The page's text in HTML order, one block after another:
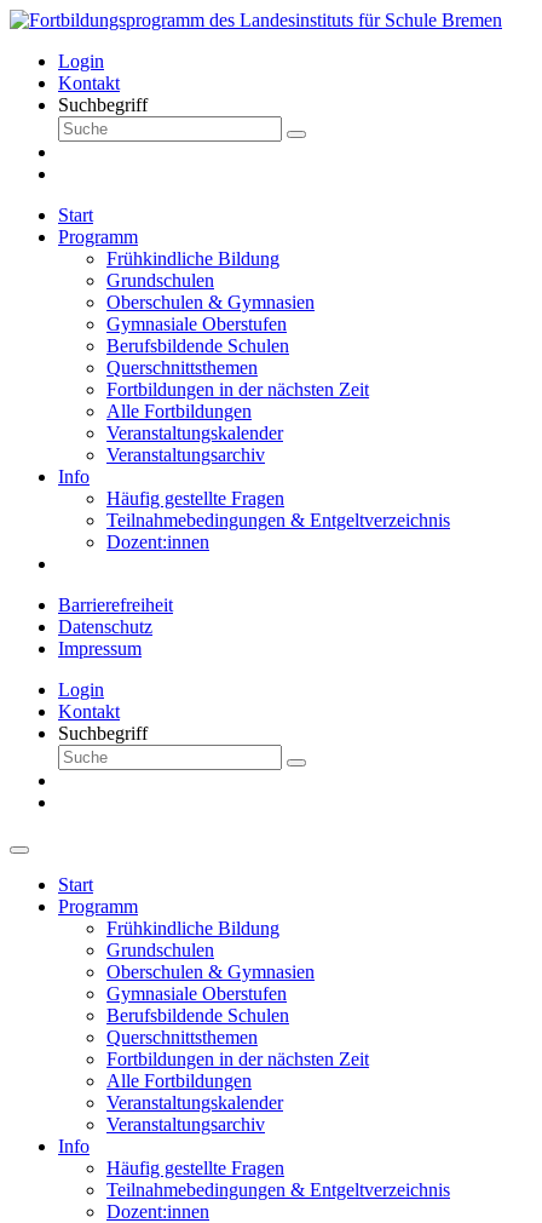
Login
Kontakt
Suchbegriff
Start
Programm
Frühkindliche Bildung
Grundschulen
Oberschulen & Gymnasien
Gymnasiale Oberstufen
Berufsbildende Schulen
Querschnittsthemen
Fortbildungen in der nächsten Zeit
Alle Fortbildungen
Veranstaltungskalender
Veranstaltungsarchiv
Info
Häufig gestellte Fragen
Teilnahmebedingungen & Entgeltverzeichnis
Dozent:innen
Barrierefreiheit
Datenschutz
Impressum
Login
Kontakt
Suchbegriff
Start
Programm
Frühkindliche Bildung
Grundschulen
Oberschulen & Gymnasien
Gymnasiale Oberstufen
Berufsbildende Schulen
Querschnittsthemen
Fortbildungen in der nächsten Zeit
Alle Fortbildungen
Veranstaltungskalender
Veranstaltungsarchiv
Info
Häufig gestellte Fragen
Teilnahmebedingungen & Entgeltverzeichnis
Dozent:innen